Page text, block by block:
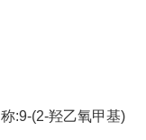
:9-(2-羟乙氧甲基)